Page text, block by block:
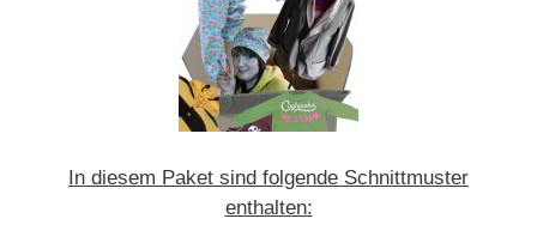
In diesem Paket sind folgende Schnittmuster
enthalten: